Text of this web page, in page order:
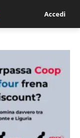
Accedi